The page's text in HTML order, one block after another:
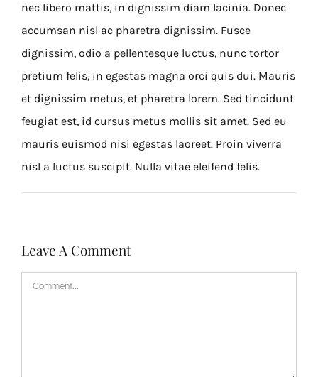
nec libero mattis, in dignissim diam lacinia. Donec
accumsan nisl ac pharetra dignissim. Fusce
dignissim, odio a pellentesque luctus, nunc tortor
pretium felis, in egestas magna orci quis dui. Mauris
et dignissim metus, et pharetra lorem. Sed tincidunt
feugiat est, id cursus metus mollis sit amet. Sed eu
mauris euismod nisi egestas laoreet. Proin viverra
nisl a luctus suscipit. Nulla vitae eleifend felis.
Leave A Comment
Comment